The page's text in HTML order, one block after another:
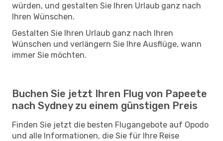
würden, und gestalten Sie Ihren Urlaub ganz nach
Ihren Wünschen.
Gestalten Sie Ihren Urlaub ganz nach Ihren
Wünschen und verlängern Sie Ihre Ausflüge, wann
immer Sie möchten.
Buchen Sie jetzt Ihren Flug von Papeete
nach Sydney zu einem günstigen Preis
Finden Sie jetzt die besten Flugangebote auf Opodo
und alle Informationen, die Sie für Ihre Reise